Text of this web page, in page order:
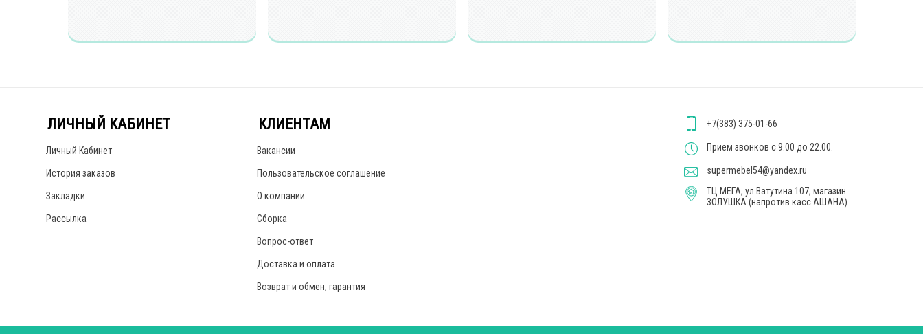
ЛИЧНЫЙ КАБИНЕТ
Личный Кабинет
История заказов
Закладки
Рассылка
КЛИЕНТАМ
Вакансии
Пользовательское соглашение
О компании
Сборка
Вопрос-ответ
Доставка и оплата
Возврат и обмен, гарантия
+7(383) 375-01-66
Прием звонков с 9.00 до 22.00.
supermebel54@yandex.ru
ТЦ МЕГА, ул.Ватутина 107, магазин
ЗОЛУШКА (напротив касс АШАНА)